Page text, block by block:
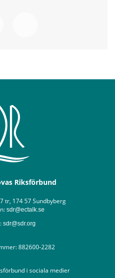
Riksförbund
tr, 174 57 Sundbyberg
sdr@ectalk.se
sdr@sdr.org
882600-2282
i sociala medier